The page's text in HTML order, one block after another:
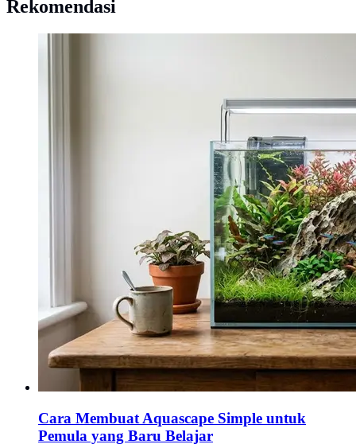
Rekomendasi
Cara Membuat Aquascape Simple untuk
Pemula yang Baru Belajar